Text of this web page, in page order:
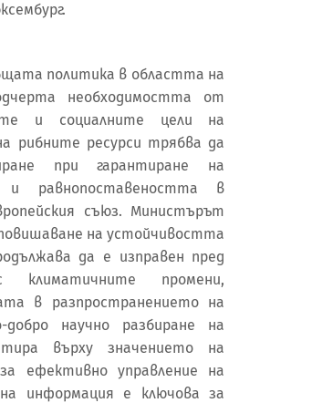
политика в областта на
необходимостта от
и социалните цели на
рибните ресурси трябва да
при гарантиране на
и равнопоставеността в
съюз. Министърът
на устойчивостта
да е изправен пред
климатичните промени,
в разпространението на
научно разбиране на
върху значението на
ефективно управление на
информация е ключова за